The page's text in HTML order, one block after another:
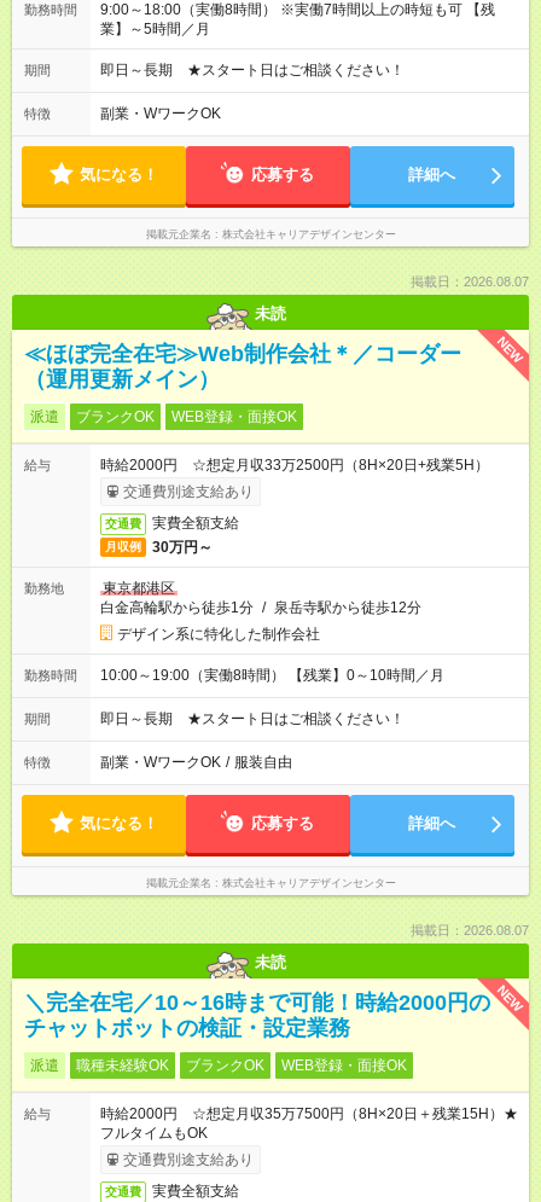
勤務時間
9:00～18:00（実働8時間） ※実働7時間以上の時短も可 【残
業】～5時間／月
期間 即日～長期 ★スタート日はご相談ください！
特徴 副業・WワークOK
気になる！ 応募する 詳細へ
掲載元企業名 株式会社キャリアデザインセンター
掲載日：2026.08.07
未読
NEW
≪ほぼ完全在宅≫Web制作会社＊／コーダー
（運用更新メイン）
派遣 ブランクOK WEB登録・面接OK
給与
時給2000円 ☆想定月収33万2500円（8H×20日+残業5H）
交通費別途支給あり
交通費 実費全額支給
月収例 30万円～
勤務地
東京都港区
白金高輪駅から徒歩1分 / 泉岳寺駅から徒歩12分
デザイン系に特化した制作会社
勤務時間 10:00～19:00（実働8時間） 【残業】0～10時間／月
期間 即日～長期 ★スタート日はご相談ください！
特徴 副業・WワークOK / 服装自由
気になる！ 応募する 詳細へ
掲載元企業名 株式会社キャリアデザインセンター
掲載日：2026.08.07
未読
NEW
＼完全在宅／10～16時まで可能！時給2000円の
チャットボットの検証・設定業務
派遣 職種未経験OK ブランクOK WEB登録・面接OK
給与
時給2000円 ☆想定月収35万7500円（8H×20日＋残業15H）★
フルタイムもOK
交通費別途支給あり
交通費 実費全額支給